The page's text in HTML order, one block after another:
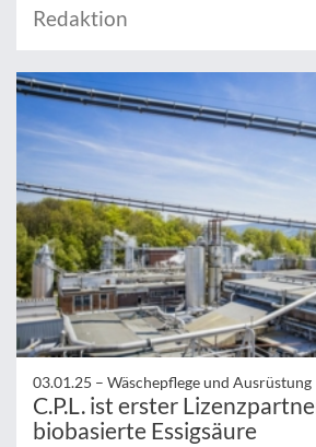
Redaktion
03.01.25 – Wäschepflege und Ausrüstung
C.P.L. ist erster
biobasierte Essigsäure